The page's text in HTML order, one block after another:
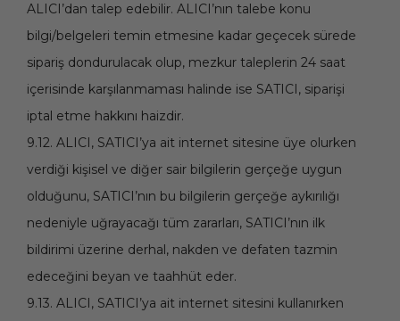
ALICI’dan talep edebilir. ALICI’nın talebe konu
bilgi/belgeleri temin etmesine kadar geçecek sürede
sipariş dondurulacak olup, mezkur taleplerin 24 saat
içerisinde karşılanmaması halinde ise SATICI, siparişi
iptal etme hakkını haizdir.
9.12. ALICI, SATICI’ya ait internet sitesine üye olurken
verdiği kişisel ve diğer sair bilgilerin gerçeğe uygun
olduğunu, SATICI’nın bu bilgilerin gerçeğe aykırılığı
nedeniyle uğrayacağı tüm zararları, SATICI’nın ilk
bildirimi üzerine derhal, nakden ve defaten tazmin
edeceğini beyan ve taahhüt eder.
9.13. ALICI, SATICI’ya ait internet sitesini kullanırken